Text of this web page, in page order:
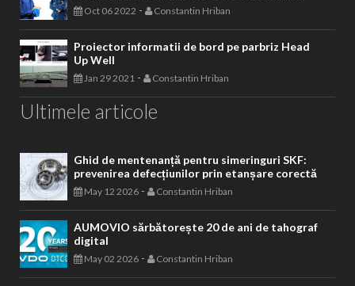
Oct 06 2022 - Constantin Hriban
Proiector informatii de bord pe parbriz Head
Up Well
Jan 29 2021 - Constantin Hriban
Ultimele articole
Ghid de mentenanță pentru simeringuri SKF:
prevenirea defecțiunilor prin etanșare corectă
May 12 2026 - Constantin Hriban
AUMOVIO sărbătorește 20 de ani de tahograf
digital
May 02 2026 - Constantin Hriban